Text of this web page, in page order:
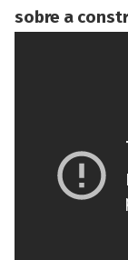
sobre a